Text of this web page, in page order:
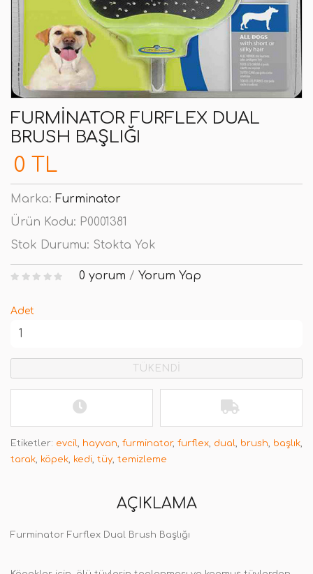
FURMINATOR FURFLEX DUAL
BRUSH BAŞLIĞI
0 TL
Marka: Furminator
Ürün Kodu: P0001381
Stok Durumu: Stokta Yok
0 yorum / Yorum Yap
Adet
TÜKENDİ
Etiketler: evcil, hayvan, furminator, furflex, dual, brush, başlık,
tarak, köpek, kedi, tüy, temizleme
AÇIKLAMA
Furminator Furflex Dual Brush Başlığı